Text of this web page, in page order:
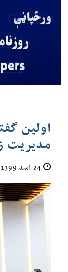
اولین
مدیریت